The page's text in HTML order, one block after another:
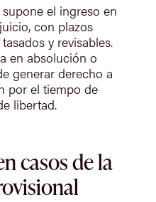
el ingreso en
con plazos
y revisables.
en absolución o
generar derecho a
por el tiempo de
libertad.
casos de la